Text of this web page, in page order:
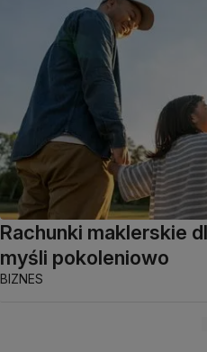
Rachunki maklerskie
myśli pokoleniowo
BIZNES